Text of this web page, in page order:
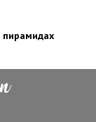
пирамидах